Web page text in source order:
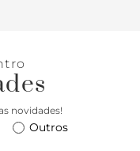
novidades!
Outros